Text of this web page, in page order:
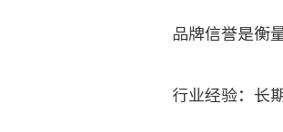
品牌信誉是衡量
行业经验：长期